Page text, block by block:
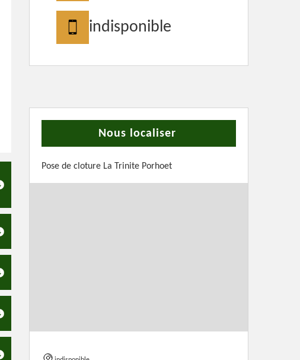
indisponible
Nous localiser
Pose de cloture La Trinite Porhoet